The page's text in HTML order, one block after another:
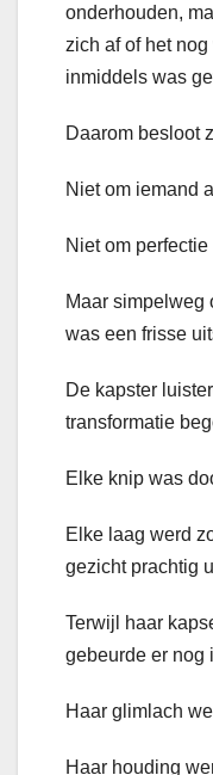
onderhouden,
zich af of het
inmiddels was
Daarom besloot
Niet om iemand
Niet om
Maar simpelweg
was een frisse
De kapster
transformatie
Elke knip was
Elke laag werd
gezicht prachtig
Terwijl haar
gebeurde er nog
Haar glimlach
Haar houding